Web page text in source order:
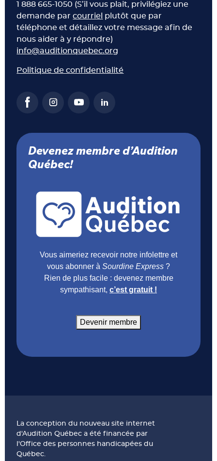
1 888 665-1050 (S’il vous plait, privilégiez une
demande parcourriel plutôt que par
téléphone et détaillez votre message afin de
nous aider à y répondre)
info@auditionquebec.org
Politique de confidentialité
Devenez membre d’Audition
Québec!
Vous aimeriez recevoir notre infolettre et
vous abonner à Sourdine Express ?
Rien de plus facile : devenez membre
sympathisant, c’est gratuit !
Devenir membre
La conception du nouveau site internet
d'Audition Québec a été financée par
l'Office des personnes handicapées du
Québec.